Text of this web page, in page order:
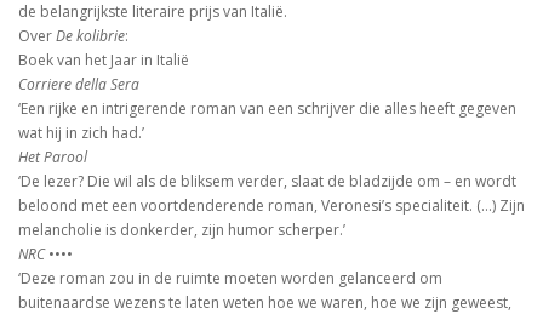
de belangrijkste literaire prijs van Italië.
OverDe kolibrie:
Boek van het Jaar in Italië
Corriere della Sera
‘Een rijke en intrigerende roman van een schrijver die alles heeft gegeven
wat hij in zich had.’
Het Parool
‘De lezer? Die wil als de bliksem verder, slaat de bladzijde om – en wordt
beloond met een voortdenderende roman, Veronesi’s specialiteit. (...) Zijn
melancholie is donkerder, zijn humor scherper.’
NRC••••
‘Deze roman zou in de ruimte moeten worden gelanceerd om
buitenaardse wezens te laten weten hoe we waren, hoe we zijn geweest,